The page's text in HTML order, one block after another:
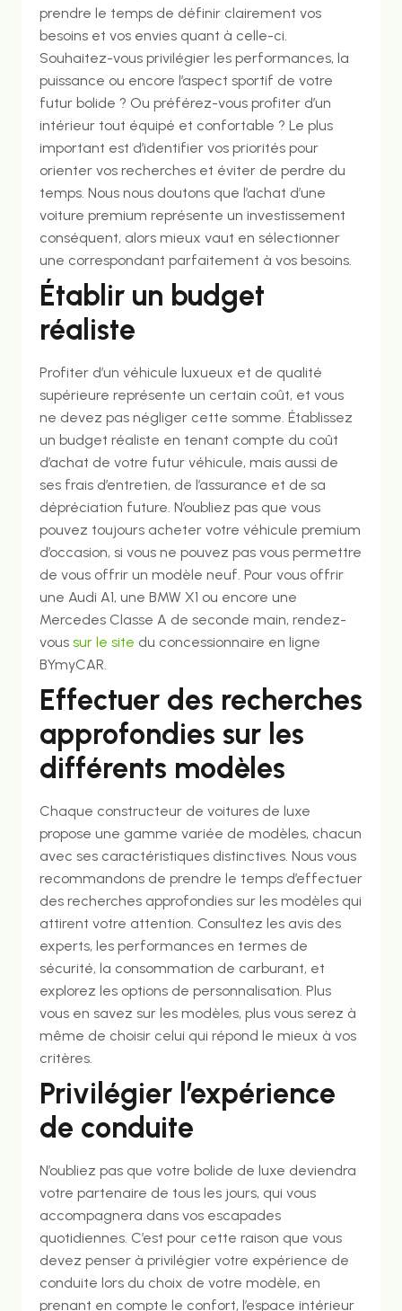
prendre le temps de définir clairement vos
besoins et vos envies quant à celle-ci.
Souhaitez-vous privilégier les performances, la
puissance ou encore l’aspect sportif de votre
futur bolide ? Ou préférez-vous profiter d’un
intérieur tout équipé et confortable ? Le plus
important est d’identifier vos priorités pour
orienter vos recherches et éviter de perdre du
temps. Nous nous doutons que l’achat d’une
voiture premium représente un investissement
conséquent, alors mieux vaut en sélectionner
une correspondant parfaitement à vos besoins.
Établir un budget
réaliste
Profiter d’un véhicule luxueux et de qualité
supérieure représente un certain coût, et vous
ne devez pas négliger cette somme. Établissez
un budget réaliste en tenant compte du coût
d’achat de votre futur véhicule, mais aussi de
ses frais d’entretien, de l’assurance et de sa
dépréciation future. N’oubliez pas que vous
pouvez toujours acheter votre véhicule premium
d’occasion, si vous ne pouvez pas vous permettre
de vous offrir un modèle neuf. Pour vous offrir
une Audi A1, une BMW X1 ou encore une
Mercedes Classe A de seconde main, rendez-
vous sur le site du concessionnaire en ligne
BYmyCAR.
Effectuer des recherches
approfondies sur les
différents modèles
Chaque constructeur de voitures de luxe
propose une gamme variée de modèles, chacun
avec ses caractéristiques distinctives. Nous vous
recommandons de prendre le temps d’effectuer
des recherches approfondies sur les modèles qui
attirent votre attention. Consultez les avis des
experts, les performances en termes de
sécurité, la consommation de carburant, et
explorez les options de personnalisation. Plus
vous en savez sur les modèles, plus vous serez à
même de choisir celui qui répond le mieux à vos
critères.
Privilégier l’expérience
de conduite
N’oubliez pas que votre bolide de luxe deviendra
votre partenaire de tous les jours, qui vous
accompagnera dans vos escapades
quotidiennes. C’est pour cette raison que vous
devez penser à privilégier votre expérience de
conduite lors du choix de votre modèle, en
prenant en compte le confort, l’espace intérieur